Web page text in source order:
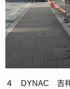
４ DYNAC 吉祥